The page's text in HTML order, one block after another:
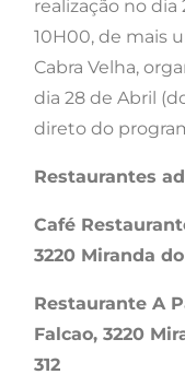
realização no dia
10H00, de mais
Cabra Velha,
dia 28 de Abril
direto do
Restaurantes
Café
3220 Miranda
Restaurante A
Falcao, 3220
312